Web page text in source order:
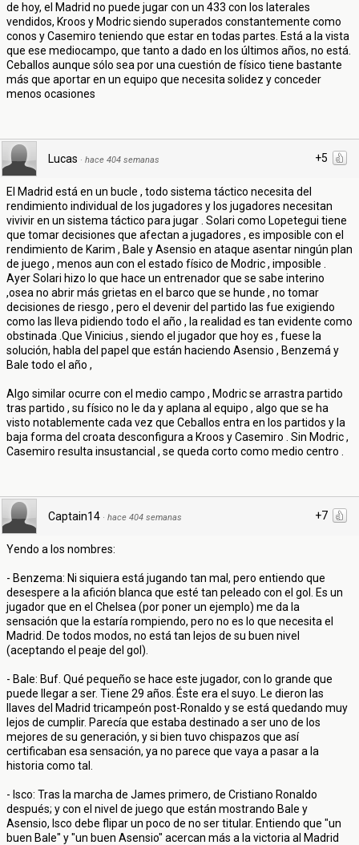
de hoy, el Madrid no puede jugar con un 433 con los laterales
vendidos, Kroos y Modric siendo superados constantemente como
conos y Casemiro teniendo que estar en todas partes. Está a la vista
que ese mediocampo, que tanto a dado en los últimos años, no está.
Ceballos aunque sólo sea por una cuestión de físico tiene bastante
más que aportar en un equipo que necesita solidez y conceder
menos ocasiones
+5
Lucas · hace 404 semanas
El Madrid está en un bucle , todo sistema táctico necesita del
rendimiento individual de los jugadores y los jugadores necesitan
vivivir en un sistema táctico para jugar . Solari como Lopetegui tiene
que tomar decisiones que afectan a jugadores , es imposible con el
rendimiento de Karim , Bale y Asensio en ataque asentar ningún plan
de juego , menos aun con el estado físico de Modric , imposible .
Ayer Solari hizo lo que hace un entrenador que se sabe interino
,osea no abrir más grietas en el barco que se hunde , no tomar
decisiones de riesgo , pero el devenir del partido las fue exigiendo
como las lleva pidiendo todo el año , la realidad es tan evidente como
obstinada .Que Vinicius , siendo el jugador que hoy es , fuese la
solución, habla del papel que están haciendo Asensio , Benzemá y
Bale todo el año ,
Algo similar ocurre con el medio campo , Modric se arrastra partido
tras partido , su físico no le da y aplana al equipo , algo que se ha
visto notablemente cada vez que Ceballos entra en los partidos y la
baja forma del croata desconfigura a Kroos y Casemiro . Sin Modric ,
Casemiro resulta insustancial , se queda corto como medio centro .
+7
Captain14 · hace 404 semanas
Yendo a los nombres:
- Benzema: Ni siquiera está jugando tan mal, pero entiendo que
desespere a la afición blanca que esté tan peleado con el gol. Es un
jugador que en el Chelsea (por poner un ejemplo) me da la
sensación que la estaría rompiendo, pero no es lo que necesita el
Madrid. De todos modos, no está tan lejos de su buen nivel
(aceptando el peaje del gol).
- Bale: Buf. Qué pequeño se hace este jugador, con lo grande que
puede llegar a ser. Tiene 29 años. Éste era el suyo. Le dieron las
llaves del Madrid tricampeón post-Ronaldo y se está quedando muy
lejos de cumplir. Parecía que estaba destinado a ser uno de los
mejores de su generación, y si bien tuvo chispazos que así
certificaban esa sensación, ya no parece que vaya a pasar a la
historia como tal.
- Isco: Tras la marcha de James primero, de Cristiano Ronaldo
después; y con el nivel de juego que están mostrando Bale y
Asensio, Isco debe flipar un poco de no ser titular. Entiendo que "un
buen Bale" y "un buen Asensio" acercan más a la victoria al Madrid